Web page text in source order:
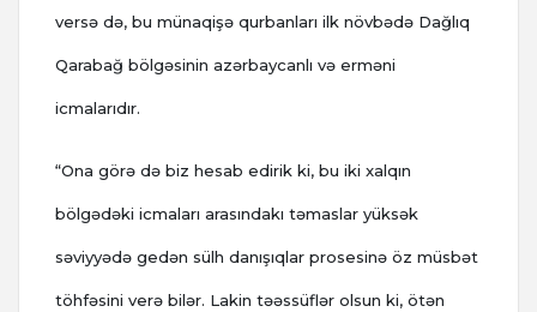
versə də, bu münaqişə qurbanları ilk növbədə Dağlıq
Qarabağ bölgəsinin azərbaycanlı və erməni
icmalarıdır.
“Ona görə də biz hesab edirik ki, bu iki xalqın
bölgədəki icmaları arasındakı təmaslar yüksək
səviyyədə gedən sülh danışıqlar prosesinə öz müsbət
töhfəsini verə bilər. Lakin təəssüflər olsun ki, ötən